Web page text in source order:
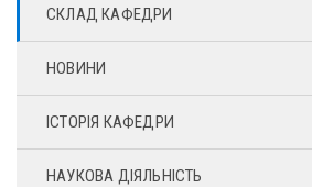
СКЛАД КАФЕДРИ
НОВИНИ
ІСТОРІЯ КАФЕДРИ
НАУКОВА ДІЯЛЬНІСТЬ